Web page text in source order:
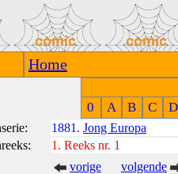
Home
0 A B C D
1881. Jong Europa
1. Reeks nr. 1
vorige
volgende